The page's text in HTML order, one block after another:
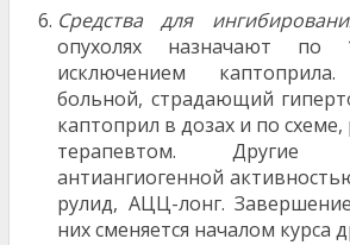
Средства для
опухолях назначают по
исключением каптоприла.
больной, страдающий
каптоприл в дозах и по
терапевтом. Другие
антиангиогенной
рулид, АЦЦ-лонг.
них сменяется началом курса